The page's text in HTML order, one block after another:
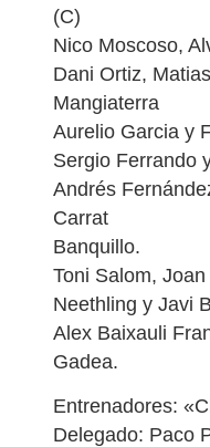
(C)
Nico Moscoso,
Dani Ortiz,
Mangiaterra
Aurelio Garcia y
Sergio Ferrando
Andrés
Carrat
Banquillo.
Toni Salom,
Neethling y Javi
Alex Baixauli
Gadea.
Entrenadores:
Delegado: Paco